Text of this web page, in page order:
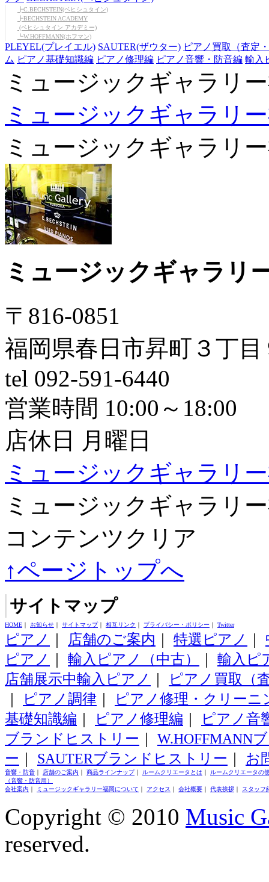
┣C.BECHSTEIN(ベヒシュタイン)
┣BECHSTEIN ACADEMY
(ベヒシュタイン アカデミー)
┗W.HOFFMANN(ホフマン)
PLEYEL(プレイエル) SAUTER(ザウター) ピアノ買取（査定
ム ピアノ基礎知識編 ピアノ修理編 ピアノ音響・防音編 輸入
ミュージックギャラリ
ミュージックギャラリ
ミュージックギャラリ
ミュージックギャラリ
〒816-0851
福岡県春日市昇町３丁目
tel 092-591-6440
営業時間 10:00～18:00
店休日 月曜日
ミュージックギャラリ
ミュージックギャラリ
コンテンツクリア
↑ページトップへ
サイトマップ
HOME ｜ お知らせ ｜ サイトマップ｜ 相互リンク ｜ プライバシー・ポリシー ｜ Twitter
ピアノ ｜ 店舗のご案内 ｜ 特選ピアノ ｜
ピアノ ｜ 輸入ピアノ（中古） ｜ 輸入ピ
店舗展示中輸入ピアノ ｜
ピアノ買取（
｜
ピアノ調律 ｜
ピアノ修理・クリーニ
基礎知識編 ｜ ピアノ修理編 ｜
ピアノ音
ブランドヒストリー ｜ W.HOFFMANN
ー ｜ SAUTERブランドヒストリー ｜ お
音響・防音 ｜ 店舗のご案内 ｜ 商品ラインナップ｜ ルームクリエータとは ｜ ルームクリエータの
（音響・防音用）
会社案内 ｜ ミュージックギャラリー福岡について ｜ アクセス ｜ 会社概要 ｜ 代表挨拶 ｜ スタッフ
Copyright © 2010 Music
reserved.